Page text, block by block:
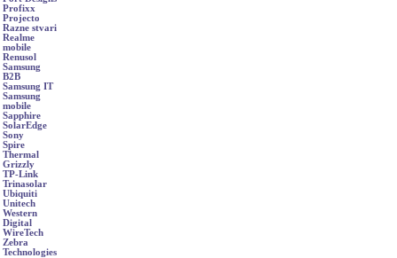
Profixx
Projecto
Razne stvari
Realme
mobile
Renusol
Samsung
B2B
Samsung IT
Samsung
mobile
Sapphire
SolarEdge
Sony
Spire
Thermal
Grizzly
TP-Link
Trinasolar
Ubiquiti
Unitech
Western
Digital
WireTech
Zebra
Technologies